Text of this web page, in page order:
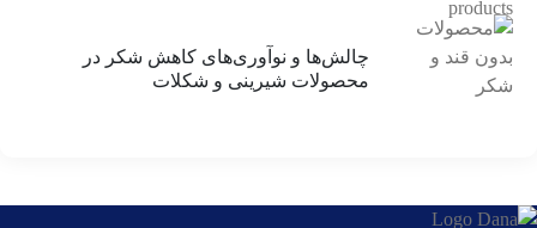
چالش‌ها و نوآوری‌های کاهش شکر در
محصولات شیرینی و شکلات